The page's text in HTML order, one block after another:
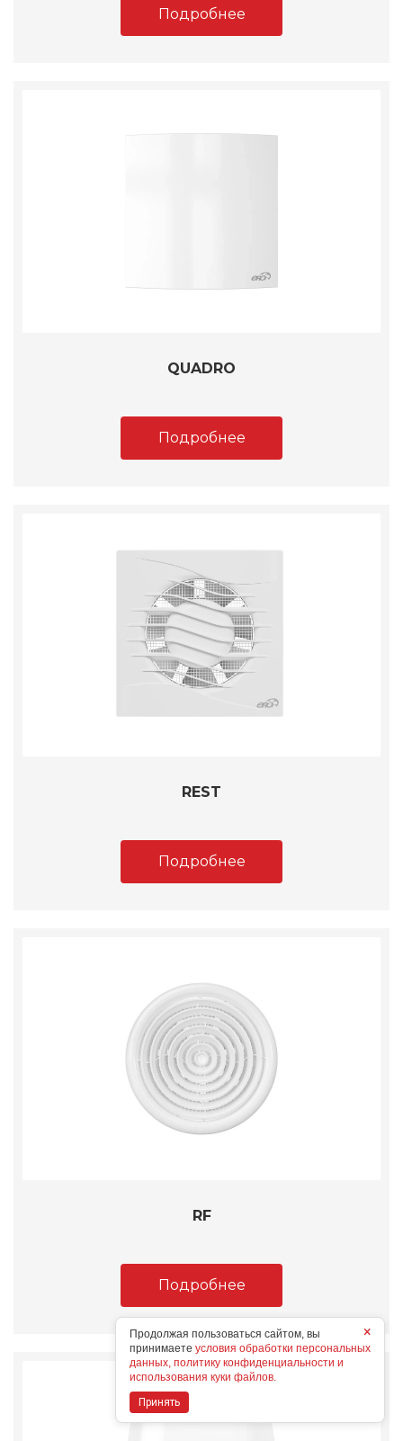
Подробнее
QUADRO
Подробнее
REST
Подробнее
RF
Подробнее
×
Продолжая пользоваться сайтом, вы
принимаете условия обработки персональных
данных, политику конфиденциальности и
использования куки файлов.
Принять